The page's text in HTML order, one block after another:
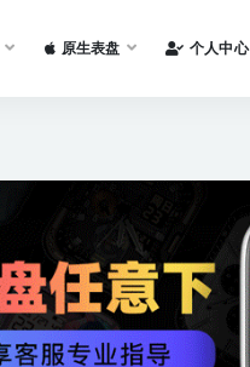
原生表盘 个人中心